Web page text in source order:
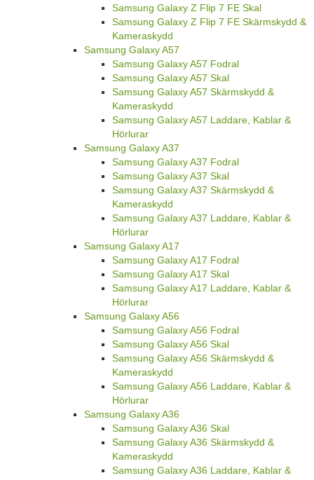
Samsung Galaxy Z Flip 7 FE Skal
Samsung Galaxy Z Flip 7 FE Skärmskydd &
Kameraskydd
Samsung Galaxy A57
Samsung Galaxy A57 Fodral
Samsung Galaxy A57 Skal
Samsung Galaxy A57 Skärmskydd &
Kameraskydd
Samsung Galaxy A57 Laddare, Kablar &
Hörlurar
Samsung Galaxy A37
Samsung Galaxy A37 Fodral
Samsung Galaxy A37 Skal
Samsung Galaxy A37 Skärmskydd &
Kameraskydd
Samsung Galaxy A37 Laddare, Kablar &
Hörlurar
Samsung Galaxy A17
Samsung Galaxy A17 Fodral
Samsung Galaxy A17 Skal
Samsung Galaxy A17 Laddare, Kablar &
Hörlurar
Samsung Galaxy A56
Samsung Galaxy A56 Fodral
Samsung Galaxy A56 Skal
Samsung Galaxy A56 Skärmskydd &
Kameraskydd
Samsung Galaxy A56 Laddare, Kablar &
Hörlurar
Samsung Galaxy A36
Samsung Galaxy A36 Skal
Samsung Galaxy A36 Skärmskydd &
Kameraskydd
Samsung Galaxy A36 Laddare, Kablar &